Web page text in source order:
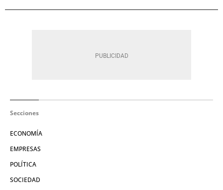
Secciones
ECONOMÍA
EMPRESAS
POLÍTICA
SOCIEDAD